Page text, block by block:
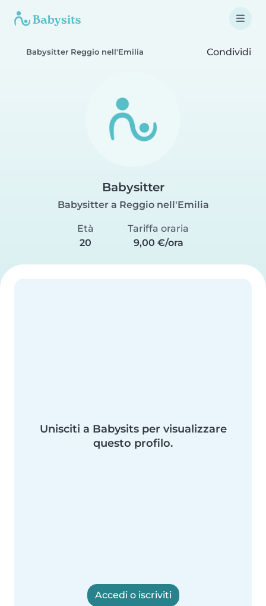
Babysitter Reggio nell'Emilia Condividi
Babysitter
Babysitter a Reggio nell'Emilia
Età
20
Tariffa oraria
9,00 €/ora
Unisciti a Babysits per visualizzare
questo profilo.
Accedi o iscriviti